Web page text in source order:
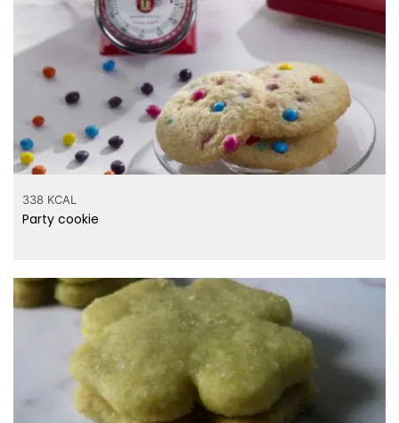
338 KCAL
Party cookie